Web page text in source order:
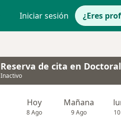
Iniciar sesión ¿Eres
Reserva de cita en
Inactivo
Hoy
8 Ago
Mañana
9 Ago